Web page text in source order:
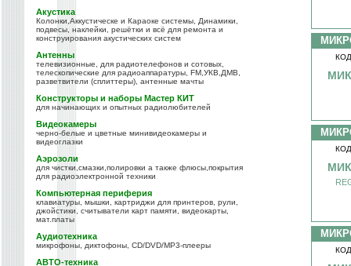
Акустика
Колонки,Аккустическе и Караоке системы, Динамики,
подвесы, наклейки, решётки и всё для ремонта и
конструирования акустических систем
Антенны
телевизионные, для радиотелефонов и сотовых,
телескопические для радиоаппаратуры, FM,УКВ,ДМВ,
разветвители (сплиттеры), антенные мачты
Конструкторы и наборы Мастер КИТ
для начинающих и опытных радиолюбителей
Видеокамеры
черно-белые и цветные минивидеокамеры и
видеоглазки
Аэрозоли
для чистки,смазки,полировки а также флюсы,покрытия
для радиоэлектронной техники
Компьютерная периферия
клавиатуры, мышки, картриджи для принтеров, рули,
джойстики, считыватели карт памяти, видеокарты,
мат.платы
Аудиотехника
микрофоны, диктофоны, CD/DVD/MP3-плееры
АВТО-техника